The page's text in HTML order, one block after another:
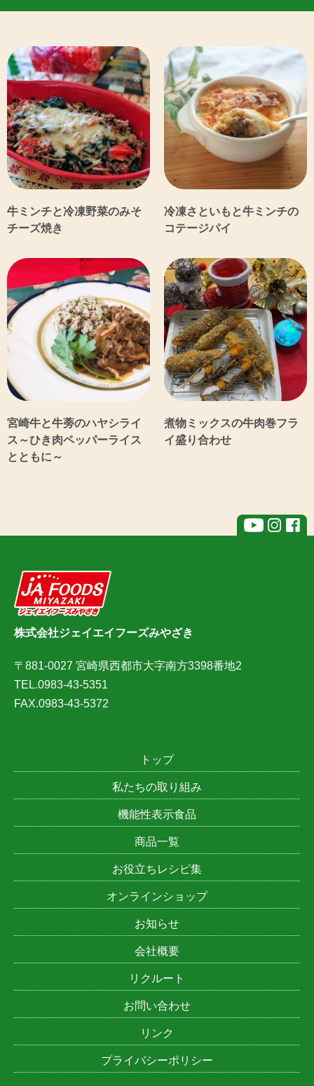
牛ミンチと冷凍野菜のみそ
チーズ焼き
冷凍さといもと牛ミンチの
コテージパイ
宮崎牛と牛蒡のハヤシライ
ス～ひき肉ペッパーライス
とともに～
煮物ミックスの牛肉巻フラ
イ盛り合わせ
株式会社ジェイエイフーズみやざき
〒881-0027 宮崎県西都市大字南方3398番地2
TEL.0983-43-5351
FAX.0983-43-5372
トップ
私たちの取り組み
機能性表示食品
商品一覧
お役立ちレシピ集
オンラインショップ
お知らせ
会社概要
リクルート
お問い合わせ
リンク
プライバシーポリシー